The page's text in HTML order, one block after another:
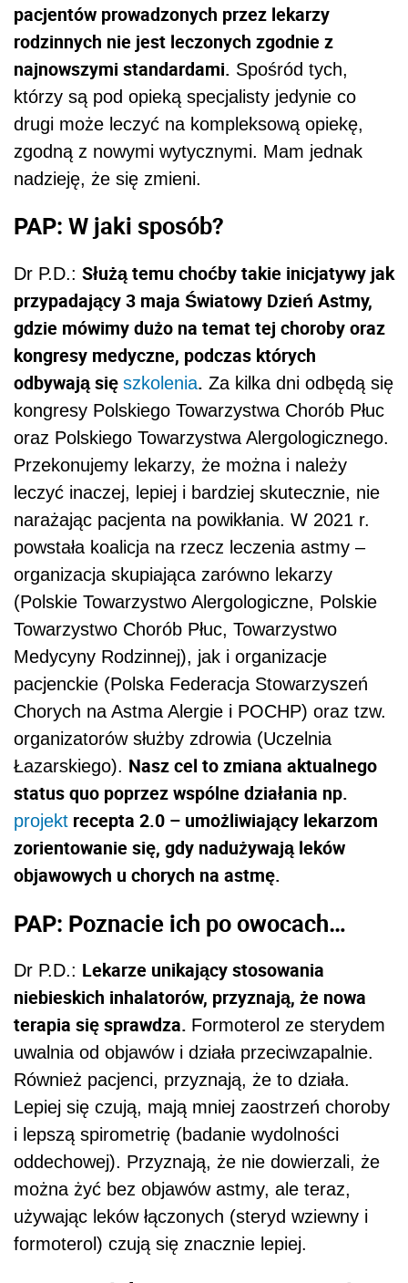
pacjentów prowadzonych przez lekarzy
rodzinnych nie jest leczonych zgodnie z
najnowszymi standardami. Spośród tych,
którzy są pod opieką specjalisty jedynie co
drugi może leczyć na kompleksową opiekę,
zgodną z nowymi wytycznymi. Mam jednak
nadzieję, że się zmieni.
PAP: W jaki sposób?
Dr P.D.: Służą temu choćby takie inicjatywy jak
przypadający 3 maja Światowy Dzień Astmy,
gdzie mówimy dużo na temat tej choroby oraz
kongresy medyczne, podczas których
odbywają się szkolenia. Za kilka dni odbędą się
kongresy Polskiego Towarzystwa Chorób Płuc
oraz Polskiego Towarzystwa Alergologicznego.
Przekonujemy lekarzy, że można i należy
leczyć inaczej, lepiej i bardziej skutecznie, nie
narażając pacjenta na powikłania. W 2021 r.
powstała koalicja na rzecz leczenia astmy –
organizacja skupiająca zarówno lekarzy
(Polskie Towarzystwo Alergologiczne, Polskie
Towarzystwo Chorób Płuc, Towarzystwo
Medycyny Rodzinnej), jak i organizacje
pacjenckie (Polska Federacja Stowarzyszeń
Chorych na Astma Alergie i POCHP) oraz tzw.
organizatorów służby zdrowia (Uczelnia
Łazarskiego). Nasz cel to zmiana aktualnego
status quo poprzez wspólne działania np.
projekt recepta 2.0 – umożliwiający lekarzom
zorientowanie się, gdy nadużywają leków
objawowych u chorych na astmę.
PAP: Poznacie ich po owocach…
Dr P.D.: Lekarze unikający stosowania
niebieskich inhalatorów, przyznają, że nowa
terapia się sprawdza. Formoterol ze sterydem
uwalnia od objawów i działa przeciwzapalnie.
Również pacjenci, przyznają, że to działa.
Lepiej się czują, mają mniej zaostrzeń choroby
i lepszą spirometrię (badanie wydolności
oddechowej). Przyznają, że nie dowierzali, że
można żyć bez objawów astmy, ale teraz,
używając leków łączonych (steryd wziewny i
formoterol) czują się znacznie lepiej.